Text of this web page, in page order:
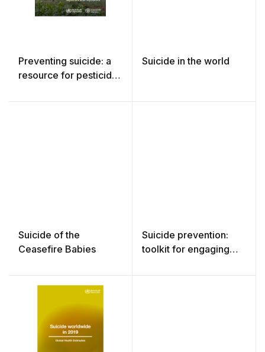
Preventing suicide: a
resource for pesticide
regulators
Suicide in the world
Suicide of the
Ceasefire Babies
Suicide prevention:
toolkit for engaging